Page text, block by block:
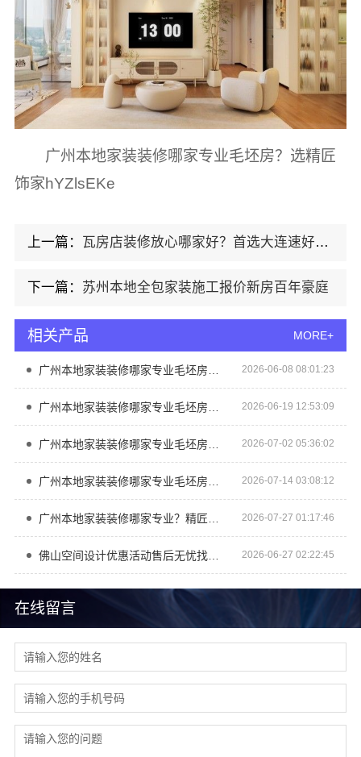
在线留言
广州本地家装装修哪家专业毛坯房？选精匠
饰家hYZlsEKe
上一篇： 瓦房店装修放心哪家好？首选大连速好家装饰材料有限公司
下一篇： 苏州本地全包家装施工报价新房百年豪庭
相关产品 MORE+
2026-06-08 08:01:23
2026-06-19 12:53:09
2026-07-02 05:36:02
2026-07-14 03:08:12
2026-07-27 01:17:46
佛山空间设计优惠活动售后无忧找广东鼎饰空间装饰工程有限公司 2026-06-27 02:22:45